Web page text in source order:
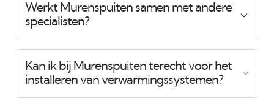
Werkt Murenspuiten samen met andere
specialisten?
Kan ik bij Murenspuiten terecht voor het
installeren van verwarmingssystemen?